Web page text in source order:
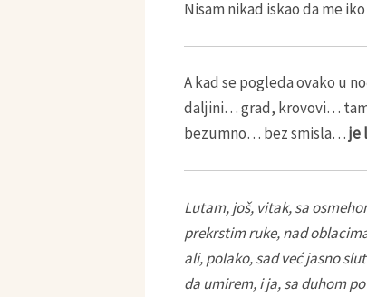
Nisam nikad iskao da me
A kad se pogleda ovako u
daljini… grad, krovovi…
bezumno… bez smisla…je
Lutam, još, vitak, sa
prekrstim ruke, nad
ali, polako, sad već jasno
da umirem, i ja, sa duhom